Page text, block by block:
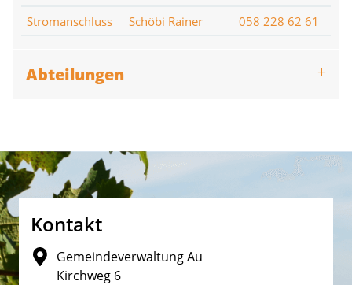
Stromanschluss
Schöbi Rainer 058 228 62 61
Abteilungen
Fusszeile
Kontakt
Gemeindeverwaltung Au
Kirchweg 6